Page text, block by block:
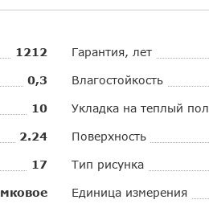
1212
0,3
10
2.24
17
Гарантия, лет
Влагостойкость
Укладка на теплый пол
Поверхность
Тип рисунка
Единица измерения